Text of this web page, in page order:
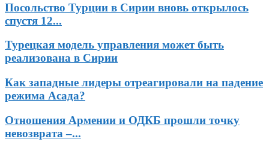
Посольство Турции в Сирии вновь открылось
спустя 12...
Турецкая модель управления может быть
реализована в Сирии
Как западные лидеры отреагировали на падение
режима Асада?
Отношения Армении и ОДКБ прошли точку
невозврата –...